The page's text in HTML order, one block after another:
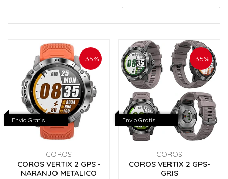
-35%
Envio Gratis
COROS
COROS VERTIX 2 GPS -
NARANJO METALICO
-35%
Envio Gratis
COROS
COROS VERTIX 2 GPS-
GRIS